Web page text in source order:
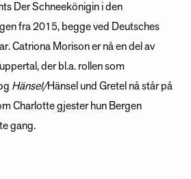
Der Schneekönigin i den
fra 2015, begge ved Deutsches
Catriona Morison er nå en del av
der bl.a. rollen som
Hänsel/Hänsel und Gretel nå står på
Charlotte gjester hun Bergen
gang.